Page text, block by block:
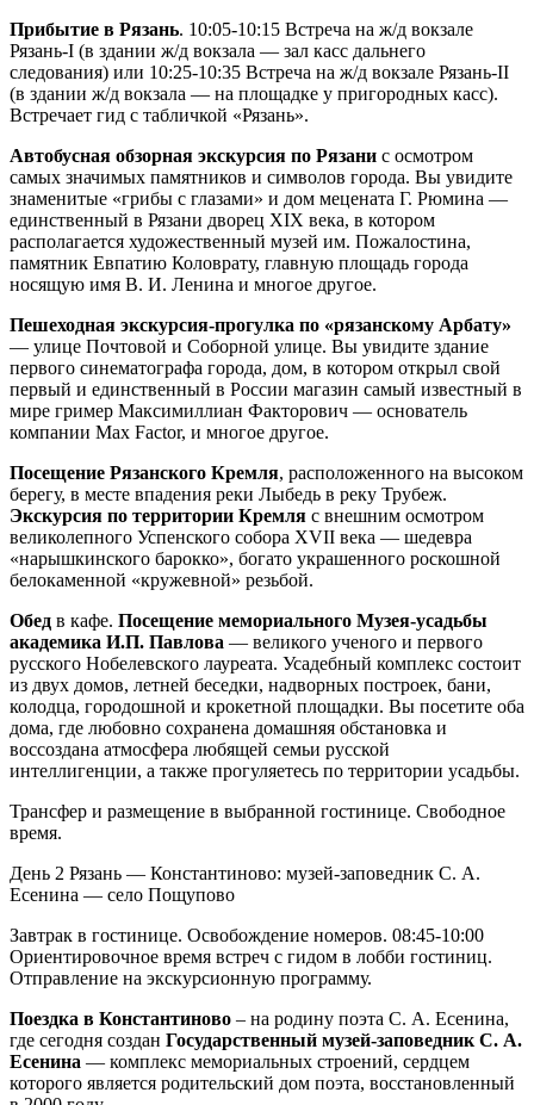
Прибытие в Рязань. 10:05-10:15 Встреча на ж/д вокзале
Рязань-I (в здании ж/д вокзала — зал касс дальнего
следования) или 10:25-10:35 Встреча на ж/д вокзале Рязань-II
(в здании ж/д вокзала — на площадке у пригородных касс).
Встречает гид с табличкой «Рязань».
Автобусная обзорная экскурсия по Рязани с осмотром
самых значимых памятников и символов города. Вы увидите
знаменитые «грибы с глазами» и дом мецената Г. Рюмина —
единственный в Рязани дворец XIX века, в котором
располагается художественный музей им. Пожалостина,
памятник Евпатию Коловрату, главную площадь города
носящую имя В. И. Ленина и многое другое.
Пешеходная экскурсия-прогулка по «рязанскому Арбату»
— улице Почтовой и Соборной улице. Вы увидите здание
первого синематографа города, дом, в котором открыл свой
первый и единственный в России магазин самый известный в
мире гример Максимиллиан Факторович — основатель
компании Max Factor, и многое другое.
Посещение Рязанского Кремля, расположенного на высоком
берегу, в месте впадения реки Лыбедь в реку Трубеж.
Экскурсия по территории Кремля с внешним осмотром
великолепного Успенского собора XVII века — шедевра
«нарышкинского барокко», богато украшенного роскошной
белокаменной «кружевной» резьбой.
Обед в кафе. Посещение мемориального Музея-усадьбы
академика И.П. Павлова — великого ученого и первого
русского Нобелевского лауреата. Усадебный комплекс состоит
из двух домов, летней беседки, надворных построек, бани,
колодца, городошной и крокетной площадки. Вы посетите оба
дома, где любовно сохранена домашняя обстановка и
воссоздана атмосфера любящей семьи русской
интеллигенции, а также прогуляетесь по территории усадьбы.
Трансфер и размещение в выбранной гостинице. Свободное
время.
День 2 Рязань — Константиново: музей-заповедник С. А.
Есенина — село Пощупово
Завтрак в гостинице. Освобождение номеров. 08:45-10:00
Ориентировочное время встреч с гидом в лобби гостиниц.
Отправление на экскурсионную программу.
Поездка в Константиново – на родину поэта С. А. Есенина,
где сегодня создан Государственный музей-заповедник С. А.
Есенина — комплекс мемориальных строений, сердцем
которого является родительский дом поэта, восстановленный